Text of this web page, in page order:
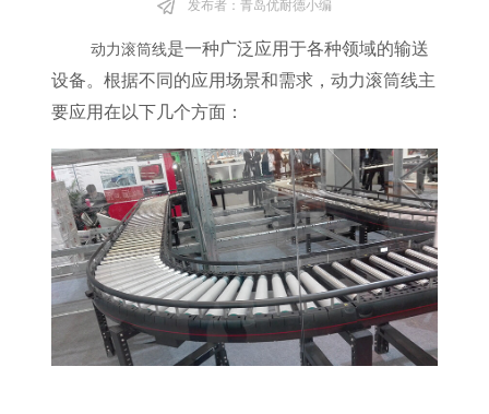
发布者：青岛优耐德小编
动力滚筒线是一种广泛应用于各种领域的输送
设备。根据不同的应用场景和需求，动力滚筒线主
要应用在以下几个方面：